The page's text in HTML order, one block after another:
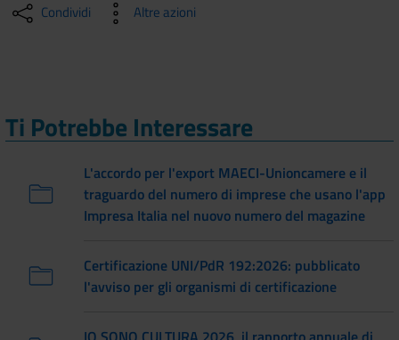
Condividi Altre azioni
Ti Potrebbe Interessare
L'accordo per l'export MAECI-Unioncamere e il
traguardo del numero di imprese che usano l'app
Impresa Italia nel nuovo numero del magazine
Certificazione UNI/PdR 192:2026: pubblicato
l'avviso per gli organismi di certificazione